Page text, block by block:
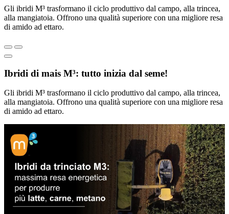
Gli ibridi M³ trasformano il ciclo produttivo dal campo, alla trincea,
alla mangiatoia. Offrono una qualità superiore con una migliore resa
di amido ad ettaro.
Ibridi di mais M³: tutto inizia dal seme!
Gli ibridi M³ trasformano il ciclo produttivo dal campo, alla trincea,
alla mangiatoia. Offrono una qualità superiore con una migliore resa
di amido ad ettaro.